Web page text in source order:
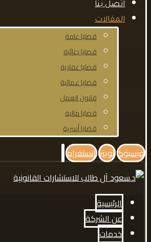
اتصل بنا
المقالات
قضايا عامة
قضايا جنائية
قضايا عقارية
قضايا عمالية
قانون العمل
قضايا مالية
قضايا أسرية
فيسبوك تويتر انستغرام
الرئيسية
عن الشركة
خدمات